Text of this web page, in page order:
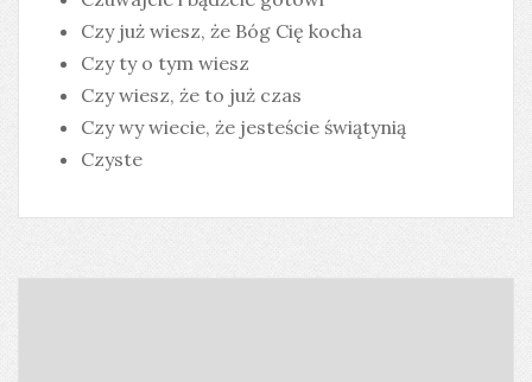
Czy już wiesz, że Bóg Cię kocha
Czy ty o tym wiesz
Czy wiesz, że to już czas
Czy wy wiecie, że jesteście świątynią
Czyste